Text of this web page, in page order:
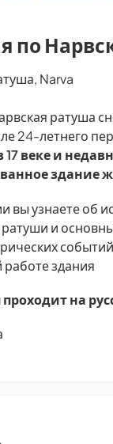
по
Narva
ратуша
24-летнего
17 веке и
здание
вы узнаете об
ратуши и
здания
проходит на